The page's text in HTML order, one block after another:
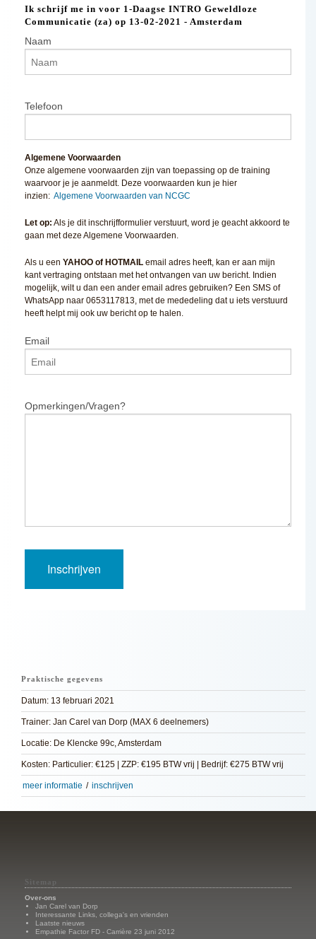
Ik schrijf me in voor 1-Daagse INTRO Geweldloze
Communicatie (za) op 13-02-2021 - Amsterdam
Naam
Telefoon
Algemene Voorwaarden
Onze algemene voorwaarden zijn van toepassing op de training
waarvoor je je aanmeldt. Deze voorwaarden kun je hier
inzien: Algemene Voorwaarden van NCGC
Let op: Als je dit inschrijfformulier verstuurt, word je geacht akkoord te
gaan met deze Algemene Voorwaarden.
Als u een YAHOO of HOTMAIL email adres heeft, kan er aan mijn
kant vertraging ontstaan met het ontvangen van uw bericht. Indien
mogelijk, wilt u dan een ander email adres gebruiken? Een SMS of
WhatsApp naar 0653117813, met de mededeling dat u iets verstuurd
heeft helpt mij ook uw bericht op te halen.
Email
Opmerkingen/Vragen?
Praktische gegevens
Datum: 13 februari 2021
Trainer: Jan Carel van Dorp (MAX 6 deelnemers)
Locatie: De Klencke 99c, Amsterdam
Kosten: Particulier: €125 | ZZP: €195 BTW vrij | Bedrijf: €275 BTW vrij
meer informatie / inschrijven
Sitemap
Over-ons
Jan Carel van Dorp
Interessante Links, collega's en vrienden
Laatste nieuws
Empathie Factor FD - Carrière 23 juni 2012